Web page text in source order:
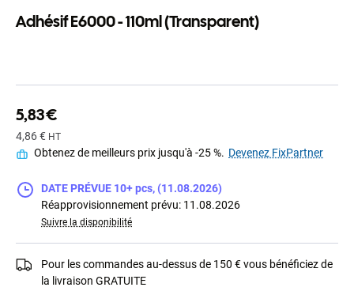
Adhésif E6000 - 110ml (Transparent)
5,83 €
4,86 € HT
Obtenez de meilleurs prix jusqu'à -25 %. Devenez FixPartner
DATE PRÉVUE 10+ pcs, (11.08.2026)
Réapprovisionnement prévu: 11.08.2026
Suivre la disponibilité
Pour les commandes au-dessus de 150 € vous bénéficiez de
la livraison GRATUITE